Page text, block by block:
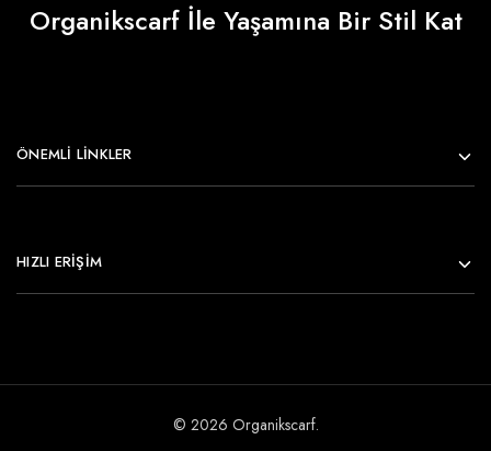
Organikscarf İle Yaşamına Bir Stil Kat
ÖNEMLI LINKLER
HIZLI ERİŞİM
© 2026 Organikscarf.